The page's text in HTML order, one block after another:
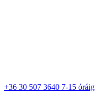
+36 30 507 3640 7-15 óráig